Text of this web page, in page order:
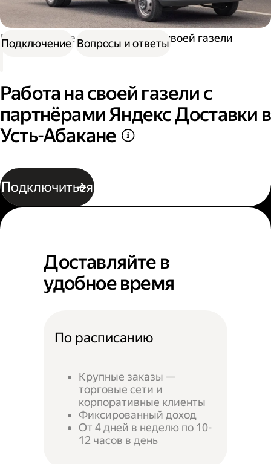
Работа водителем Работа на своей газели
Работа на своей газели с
партнёрами Яндекс Доставки в
Усть-Абакане
Подключиться
Подключение Вопросы и ответы
Доставляйте в
удобное время
По расписанию
Крупные заказы —
торговые сети и
корпоративные клиенты
Фиксированный доход
От 4 дней в неделю по 10-
12 часов в день